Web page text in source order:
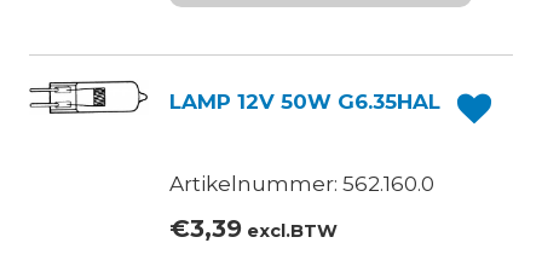
LAMP 12V 50W G6.35HAL
Artikelnummer: 562.160.0
€3,39excl.BTW